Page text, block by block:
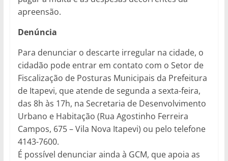
apreensão.
Denúncia
Para denunciar o descarte irregular na cidade, o
cidadão pode entrar em contato com o Setor de
Fiscalização de Posturas Municipais da Prefeitura
de Itapevi, que atende de segunda a sexta-feira,
das 8h às 17h, na Secretaria de Desenvolvimento
Urbano e Habitação (Rua Agostinho Ferreira
Campos, 675 – Vila Nova Itapevi) ou pelo telefone
4143-7600.
É possível denunciar ainda à GCM, que apoia as